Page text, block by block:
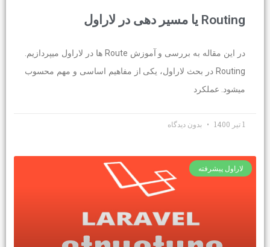
Routing یا مسیر دهی در لاراول
در این مقاله به بررسی و آموزش Route ها در لاراول میپردازیم.
Routing در بحث لاراول، یکی از مفاهیم اساسی و مهم محسوب
میشود. عملکرد
1 تیر 1400 بدون دیدگاه
لاراول پیشرفته